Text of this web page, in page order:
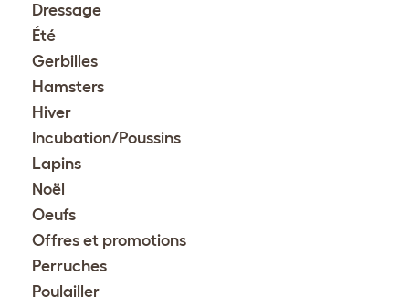
Dressage
Été
Gerbilles
Hamsters
Hiver
Incubation/Poussins
Lapins
Noël
Oeufs
Offres et promotions
Perruches
Poulailler